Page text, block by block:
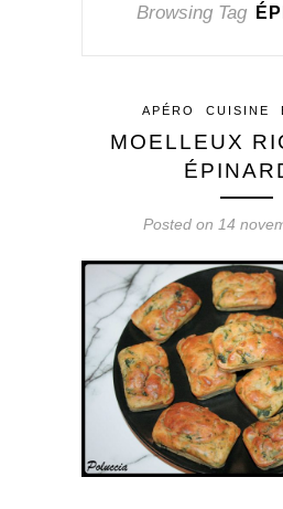
Browsing Tag
APÉRO CUISINE
MOELLEUX
Posted on 14